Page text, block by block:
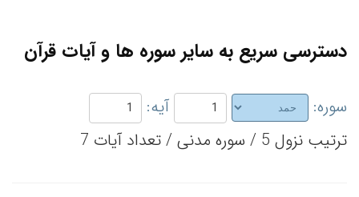
دسترسی سریع به سایر سوره ها و آیات قرآن
سوره:
آیه:
ترتیب نزول 5 / سوره مدنی / تعداد آیات 7